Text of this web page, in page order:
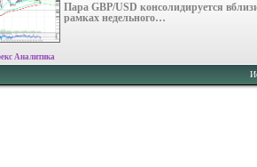
Пара GBP/USD консолидируется
рамках недельного…
Аналитика